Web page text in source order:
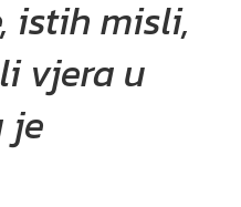
istih misli,
vjera u
je